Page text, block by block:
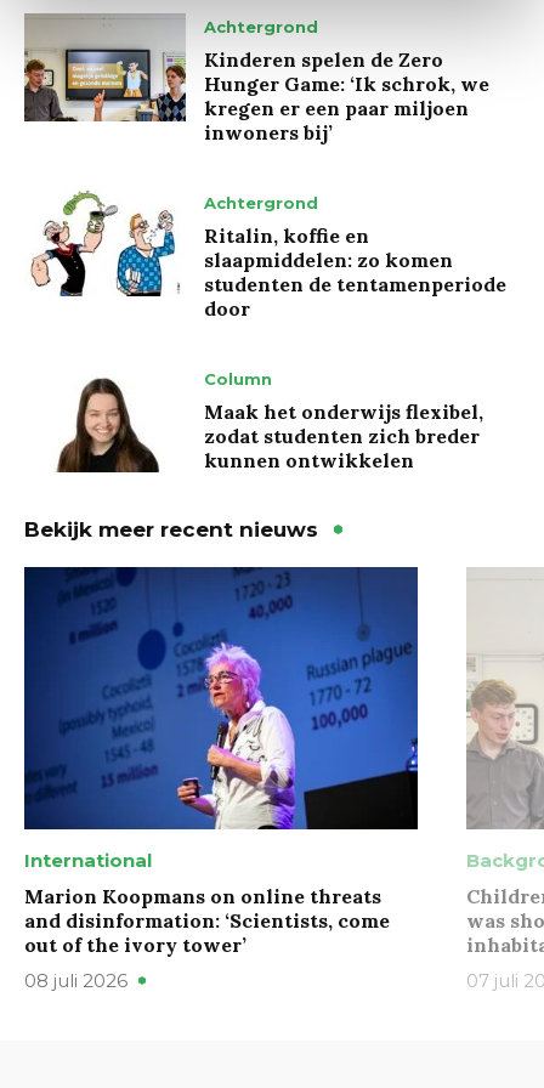
Achtergrond
Kinderen spelen de Zero
Hunger Game: ‘Ik schrok, we
kregen er een paar miljoen
inwoners bij’
Achtergrond
Ritalin, koffie en
slaapmiddelen: zo komen
studenten de tentamenperiode
door
Column
Maak het onderwijs flexibel,
zodat studenten zich breder
kunnen ontwikkelen
Bekijk meer recent nieuws
International
Marion Koopmans on online threats
and disinformation: ‘Scientists, come
out of the ivory tower’
08 juli 2026
was
07 juli